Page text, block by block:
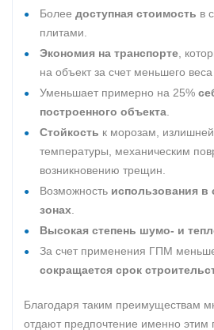
Более доступная стоимость в
плитами.
Экономия на транспорте ,
на объект за счет меньшего веса
Уменьшает примерно на 25%
построенного объекта
Стойкость к морозам, излишней
температуры, механическим
возникновению трещин.
Возможность использования в
зонах
Высокая степень шумо- и
За счет применения ГПМ
сокращается срок
Благодаря таким преимуществам
отдают предпочтение именно этим